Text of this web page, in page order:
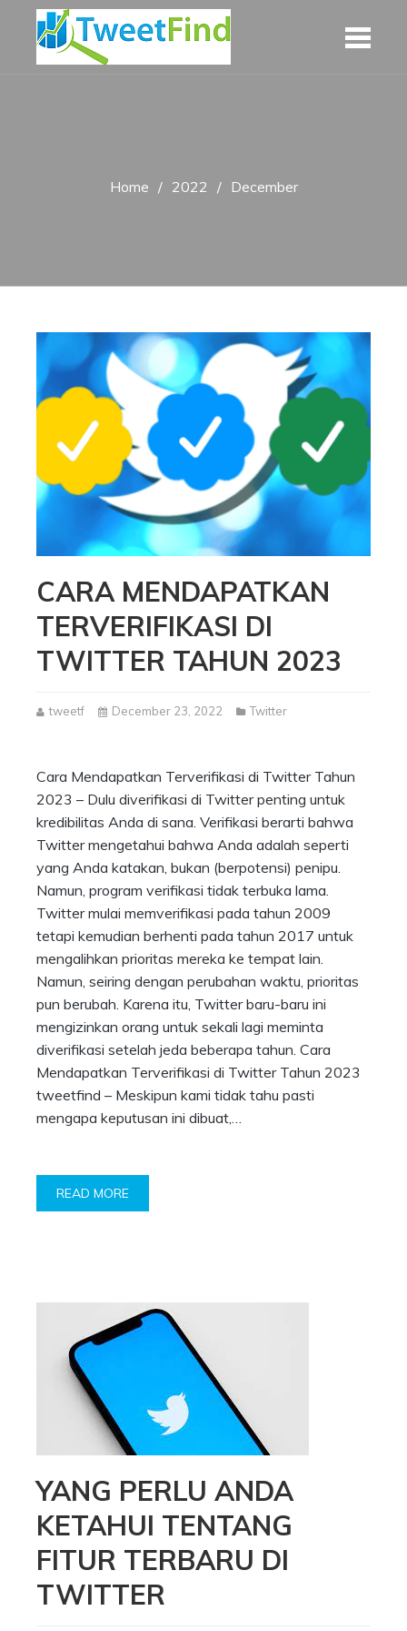
Home 2022 December
CARA MENDAPATKAN
TERVERIFIKASI DI
TWITTER TAHUN 2023
tweetf December 23, 2022 Twitter
Cara Mendapatkan Terverifikasi di Twitter Tahun
2023 – Dulu diverifikasi di Twitter penting untuk
kredibilitas Anda di sana. Verifikasi berarti bahwa
Twitter mengetahui bahwa Anda adalah seperti
yang Anda katakan, bukan (berpotensi) penipu.
Namun, program verifikasi tidak terbuka lama.
Twitter mulai memverifikasi pada tahun 2009
tetapi kemudian berhenti pada tahun 2017 untuk
mengalihkan prioritas mereka ke tempat lain.
Namun, seiring dengan perubahan waktu, prioritas
pun berubah. Karena itu, Twitter baru-baru ini
mengizinkan orang untuk sekali lagi meminta
diverifikasi setelah jeda beberapa tahun. Cara
Mendapatkan Terverifikasi di Twitter Tahun 2023
tweetfind – Meskipun kami tidak tahu pasti
mengapa keputusan ini dibuat,…
READ MORE
YANG PERLU ANDA
KETAHUI TENTANG
FITUR TERBARU DI
TWITTER